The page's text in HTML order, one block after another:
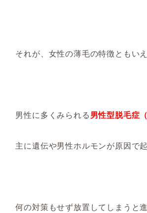
それが、女性の薄毛の特徴ともい
男性に多くみられる男性型脱毛症
主に遺伝や男性ホルモンが原因で
何の対策もせず放置 してしまうと